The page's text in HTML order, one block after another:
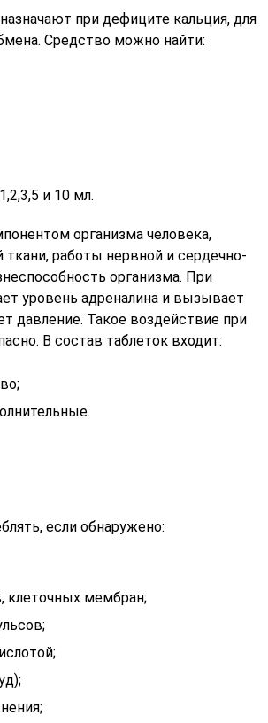
при дефиците кальция, для
Средство можно найти:
и 10 мл.
организма человека,
ткани, работы нервной и сердечно-
организма. При
уровень адреналина и вызывает
давление. Такое воздействие при
В состав таблеток входит:
если обнаружено:
клеточных мембран;